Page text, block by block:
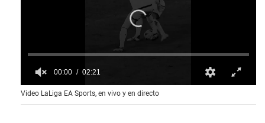
0
o
f
00:01 02:21
Video LaLiga EA Sports, en vivo y en directo